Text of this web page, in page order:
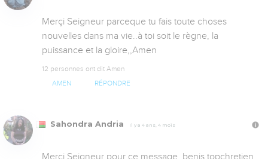
Merçi Seigneur parceque tu fais toute choses
nouvelles dans ma vie..à toi soit le règne, la
puissance et la gloire,,Amen
12 personnes ont dit Amen
AMEN RÉPONDRE
Sahondra Andria Il y a 4 ans, 4 mois
Merci Seigneur pour ce message, benis topchretien,